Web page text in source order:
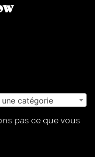
catégorie
pas ce que vous